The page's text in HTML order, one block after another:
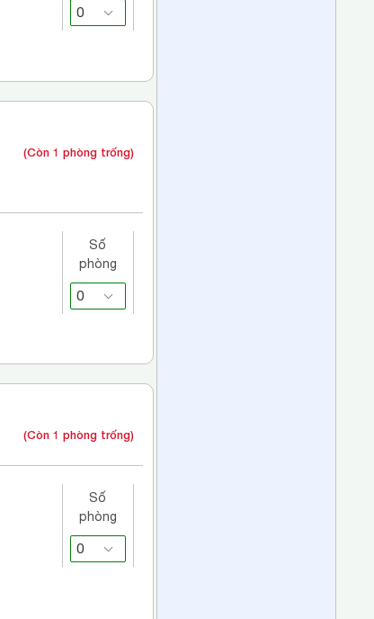
(Còn 1 phòng trống)
Số
phòng
(Còn 1 phòng trống)
Số
phòng